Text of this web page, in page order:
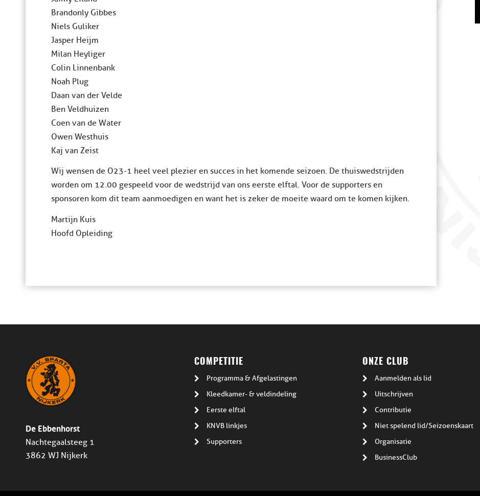
Brandonly Gibbes
Niels Guliker
Jasper Heijm
Milan Heyliger
Colin Linnenbank
Noah Plug
Daan van der Velde
Ben Veldhuizen
Coen van de Water
Owen Westhuis
Kaj van Zeist
Wij wensen de O23-1 heel veel plezier en succes in het komende seizoen. De thuiswedstrijden
worden om 12.00 gespeeld voor de wedstrijd van ons eerste elftal. Voor de supporters en
sponsoren kom dit team aanmoedigen en want het is zeker de moeite waard om te komen kijken.
Martijn Kuis
Hoofd Opleiding
De Ebbenhorst
Nachtegaalsteeg 1
3862 WJ Nijkerk
COMPETITIE
Programma & Afgelastingen
Kleedkamer- & veldindeling
Eerste elftal
KNVB linkjes
Supporters
ONZE CLUB
Aanmelden als lid
Uitschrijven
Contributie
Niet spelend lid/Seizoenskaart
Organisatie
BusinessClub